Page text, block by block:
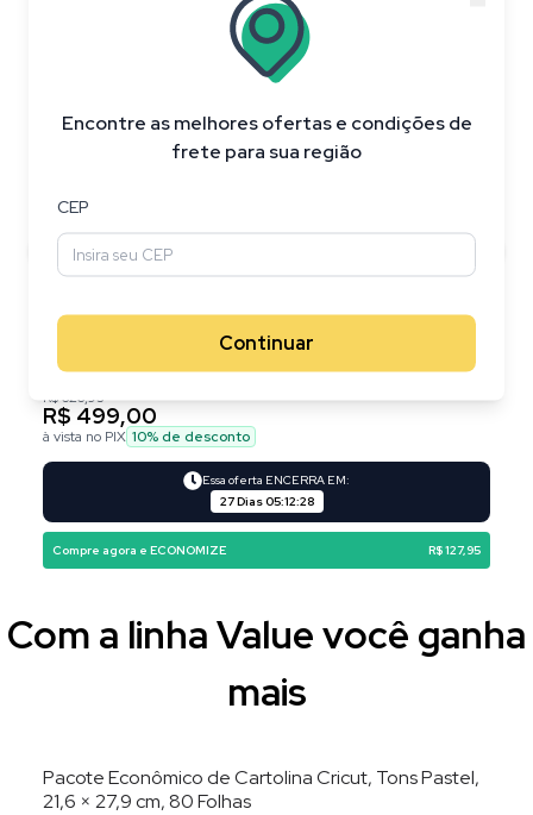
Encontre as melhores ofertas e condições de
frete para sua região
CEP
Continuar
R$ 626,95
R$ 499,00
à vista no PIX 10% de desconto
Essa oferta ENCERRA EM:
27 Dias05:12:27
Compre agora e ECONOMIZE R$ 127,95
Com a linha Value você ganha
mais
Pacote Econômico de Cartolina Cricut, Tons Pastel,
21,6 × 27,9 cm, 80 Folhas